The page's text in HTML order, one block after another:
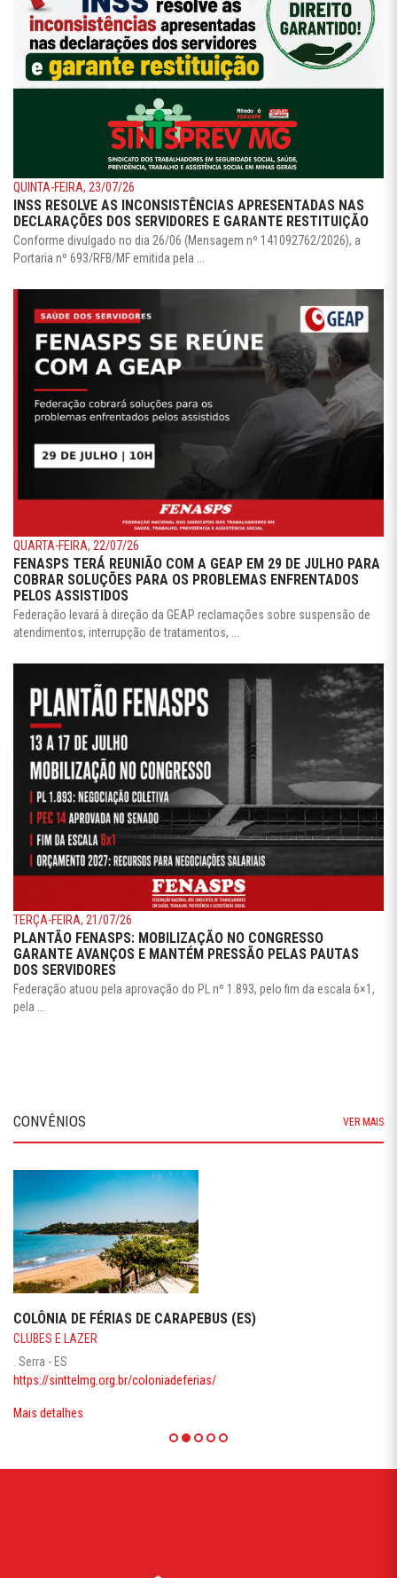
QUINTA-FEIRA, 23/07/26
INSS RESOLVE AS INCONSISTÊNCIAS APRESENTADAS NAS
DECLARAÇÕES DOS SERVIDORES E GARANTE RESTITUIÇÃO
Conforme divulgado no dia 26/06 (Mensagem nº 141092762/2026), a
Portaria nº 693/RFB/MF emitida pela ...
QUARTA-FEIRA, 22/07/26
FENASPS TERÁ REUNIÃO COM A GEAP EM 29 DE JULHO PARA
COBRAR SOLUÇÕES PARA OS PROBLEMAS ENFRENTADOS
PELOS ASSISTIDOS
Federação levará à direção da GEAP reclamações sobre suspensão de
atendimentos, interrupção de tratamentos, ...
TERÇA-FEIRA, 21/07/26
PLANTÃO FENASPS: MOBILIZAÇÃO NO CONGRESSO
GARANTE AVANÇOS E MANTÉM PRESSÃO PELAS PAUTAS
DOS SERVIDORES
Federação atuou pela aprovação do PL nº 1.893, pelo fim da escala 6×1,
pela ...
CONVÊNIOS VER MAIS
COLÔNIA DE FÉRIAS DE CARAPEBUS (ES)
CLUBES E LAZER
. Serra - ES
https://sinttelmg.org.br/coloniadeferias/
Mais detalhes